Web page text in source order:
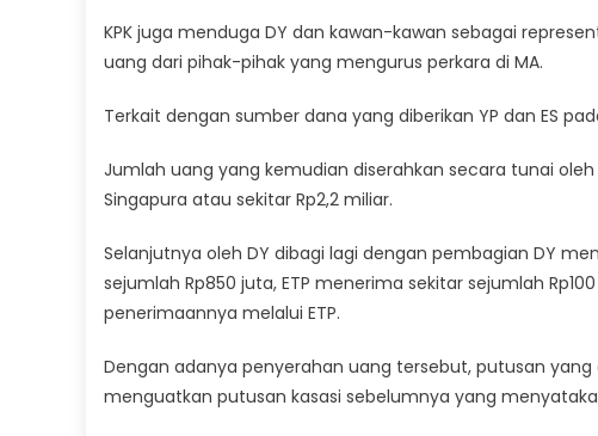
KPK juga menduga DY dan kawan-kawan sebagai
uang dari pihak-pihak yang mengurus perkara di MA.
Terkait dengan sumber dana yang diberikan YP dan ES
Jumlah uang yang kemudian diserahkan secara tunai oleh
Singapura atau sekitar Rp2,2 miliar.
Selanjutnya oleh DY dibagi lagi dengan pembagian DY
sejumlah Rp850 juta, ETP menerima sekitar sejumlah
penerimaannya melalui ETP.
Dengan adanya penyerahan uang tersebut, putusan yang
menguatkan putusan kasasi sebelumnya yang